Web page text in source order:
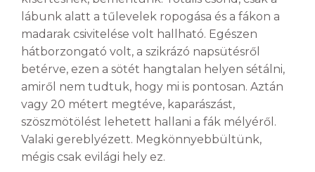
lábunk alatt a tűlevelek ropogása és a fákon a
madarak csivitelése volt hallható. Egészen
hátborzongató volt, a szikrázó napsütésről
betérve, ezen a sötét hangtalan helyen sétálni,
amiről nem tudtuk, hogy mi is pontosan. Aztán
vagy 20 métert megtéve, kaparászást,
szöszmötölést lehetett hallani a fák mélyéről.
Valaki gereblyézett. Megkönnyebbültünk,
mégis csak evilági hely ez.